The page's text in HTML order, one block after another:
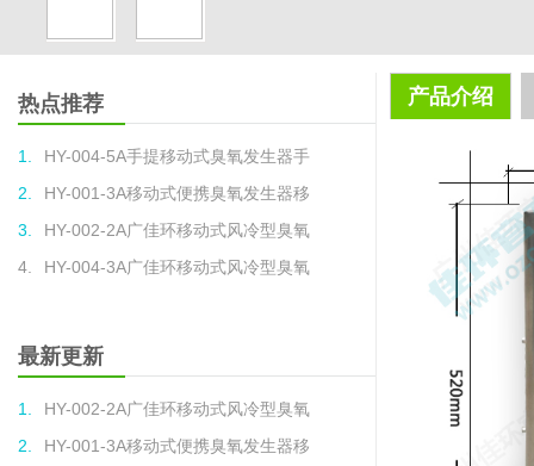
热点推荐
1.
HY-004-5A手提移动式臭氧发生器手
2.
HY-001-3A移动式便携臭氧发生器移
3.
HY-002-2A广佳环移动式风冷型臭氧
4.
HY-004-3A广佳环移动式风冷型臭氧
最新更新
1.
HY-002-2A广佳环移动式风冷型臭氧
2.
HY-001-3A移动式便携臭氧发生器移
产品介绍